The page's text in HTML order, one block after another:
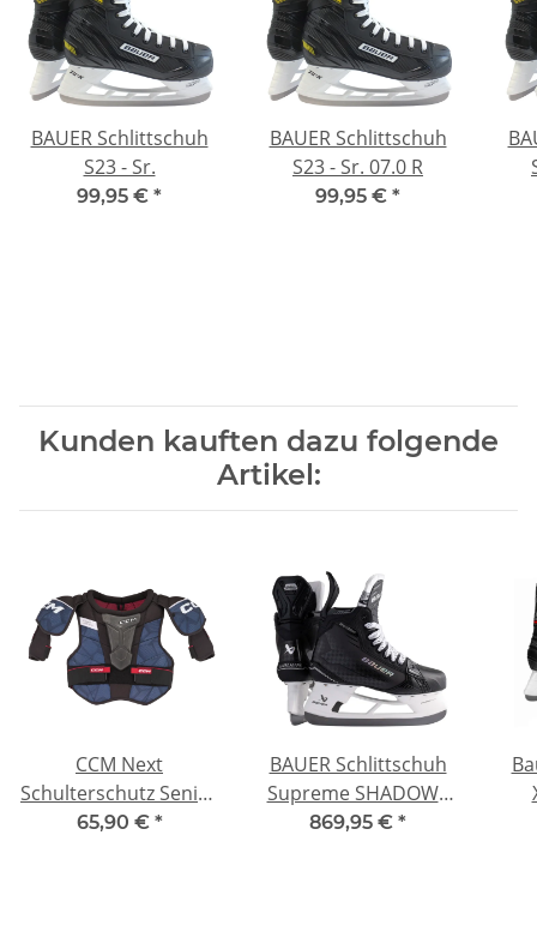
BAUER Schlittschuh
S23 - Sr.
99,95 € *
BAUER Schlittschuh
S23 - Sr. 07.0 R
99,95 € *
Kunden kauften dazu folgende
Artikel:
CCM Next
Schulterschutz Senior
M
65,90 € *
BAUER Schlittschuh
Supreme SHADOW -
Int Fit2 6.0
869,95 € *